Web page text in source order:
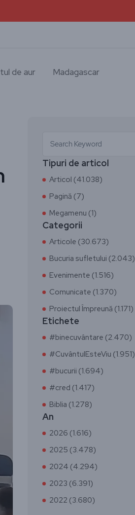
de aur Madagascar
Tipuri de articol
Articol (41.038)
Pagină (7)
Megamenu (1)
Categorii
Articole (30.673)
Bucuria sufletului (2.043)
Evenimente (1.516)
Comunicate (1.370)
Proiectul Împreună (1.171)
Etichete
#binecuvântare (2.470)
#CuvântulEsteViu (1.951)
#bucurii (1.694)
#cred (1.417)
Biblia (1.278)
An
2026 (1.616)
2025 (3.478)
2024 (4.294)
2023 (6.391)
2022 (3.680)